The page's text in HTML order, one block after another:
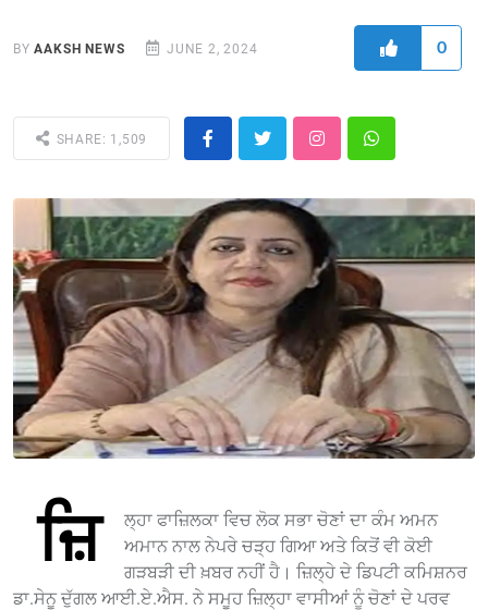
BYAAKSH NEWS JUNE 2, 2024 0
SHARE: 1,509
ਜ਼ਿ
ਲ੍ਹਾ ਫਾਜ਼ਿਲਕਾ ਵਿਚ ਲੋਕ ਸਭਾ ਚੋਣਾਂ ਦਾ ਕੰਮ ਅਮਨ
ਅਮਾਨ ਨਾਲ ਨੇਪਰੇ ਚੜ੍ਹ ਗਿਆ ਅਤੇ ਕਿਤੋਂ ਵੀ ਕੋਈ
ਗੜਬੜੀ ਦੀ ਖ਼ਬਰ ਨਹੀਂ ਹੈ। ਜ਼ਿਲ੍ਹੇ ਦੇ ਡਿਪਟੀ ਕਮਿਸ਼ਨਰ
ਡਾ.ਸੇਨੂ ਦੁੱਗਲ ਆਈ.ਏ.ਐਸ. ਨੇ ਸਮੂਹ ਜ਼ਿਲ੍ਹਾ ਵਾਸੀਆਂ ਨੂੰ ਚੋਣਾਂ ਦੇ ਪਰਵ